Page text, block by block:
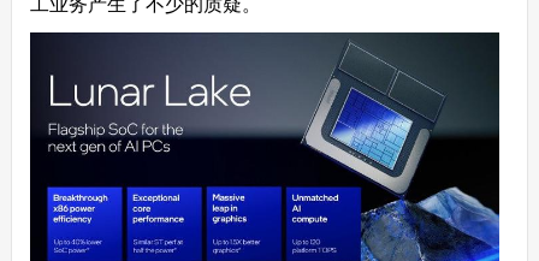
工业务产生了不少的质疑。